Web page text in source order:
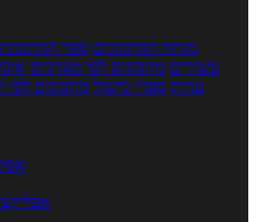
מנתח המתכונים ספר
עשירים מתכונים לפי מצרכים
עדות ספרי בישול מתכונים לפי